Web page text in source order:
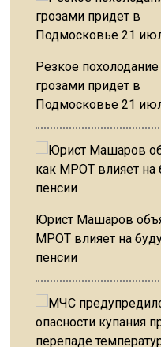
Резкое похолодание
грозами придет в
Подмосковье 21
Юрист Машаров
МРОТ влияет на
пенсии